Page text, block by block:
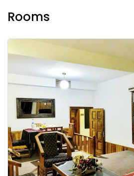
Rooms